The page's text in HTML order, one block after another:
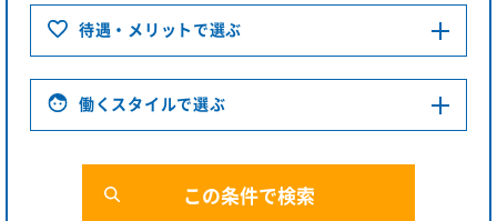
待遇・メリットで選ぶ
働くスタイルで選ぶ